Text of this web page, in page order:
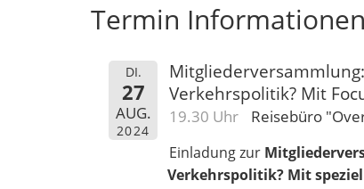
Termin
DI.
27
AUG.
2024
Verkehrspolitik? Mit
19.30 Uhr Reisebüro
Einladung zur
Verkehrspolitik? Mit